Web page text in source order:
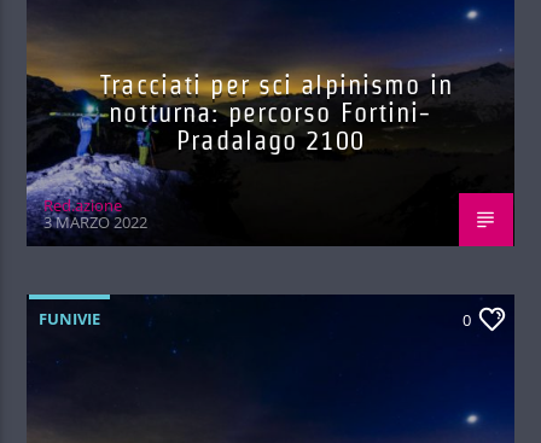
Tracciati per sci alpinismo in
notturna: percorso Fortini-
Pradalago 2100
Red.azione
3 MARZO 2022
FUNIVIE 0